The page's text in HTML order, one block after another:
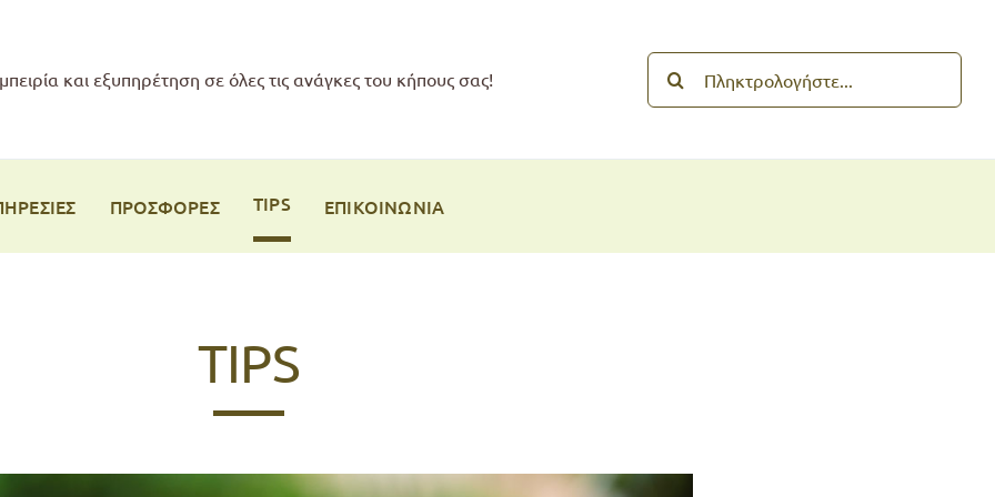
και εξυπηρέτηση σε όλες τις ανάγκες του κήπους σας!
Search
ΠΡΟΣΦΟΡΕΣ TIPS ΕΠΙΚΟΙΝΩΝΙΑ
TIPS